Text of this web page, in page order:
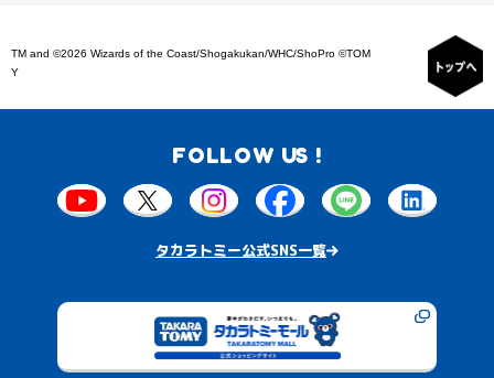
TM and ©2026 Wizards of the Coast/Shogakukan/WHC/ShoPro ©TOM
Y
FOLLOW US !
タカラトミー公式SNS一覧